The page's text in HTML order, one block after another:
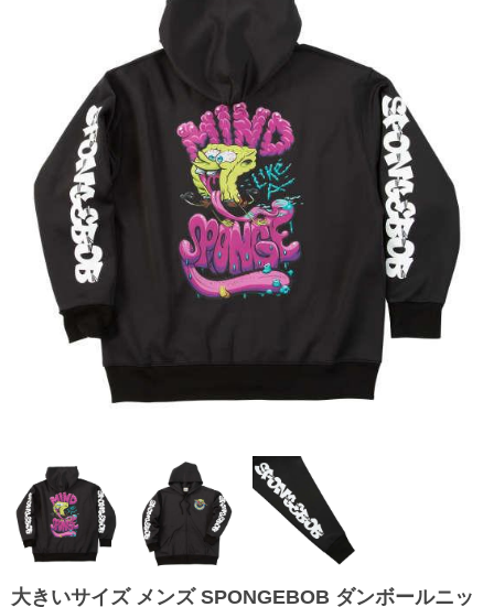
大きいサイズ メンズ SPONGEBOB ダンボールニッ